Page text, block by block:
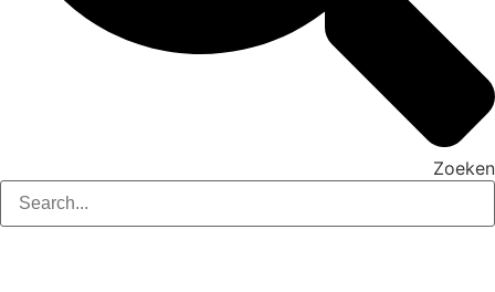
Zoeken